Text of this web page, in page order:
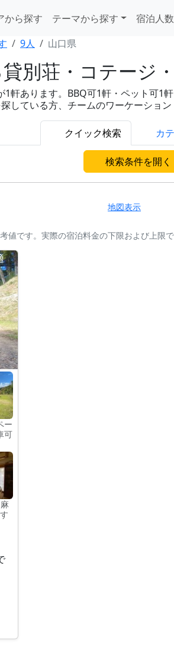
から探す テーマから探す 宿泊人
9人 山口県
別荘・コテージ
軒あります。BBQ可1軒・ペット可1
している方、チームのワーケーション
クイック検索 カ
検索条件を開く
地図表示
です。実際の宿泊料金の下限および上限で
ー
可